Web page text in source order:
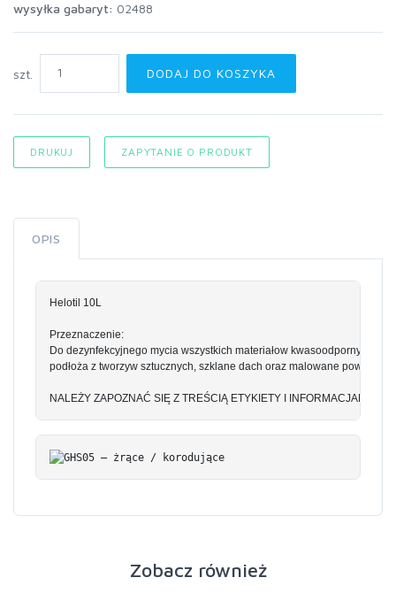
wysyłka gabaryt: 02488
szt. DODAJ DO KOSZYKA
DRUKUJ ZAPYTANIE O PRODUKT
OPIS
Helotil 10L
Przeznaczenie:
Do dezynfekcyjnego mycia wszystkich materiałow kwasoodpornych
podłoża z tworzyw sztucznych, szklane dach oraz malowane
NALEŻY ZAPOZNAĆ SIĘ Z TREŚCIĄ ETYKIETY I INFORMACJAMI O
Zobacz również